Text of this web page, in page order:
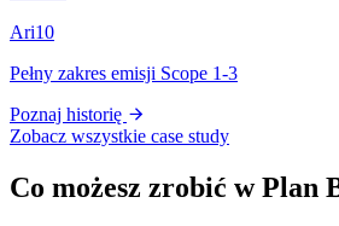
Ari10
Pełny zakres emisji Scope 1-3
Poznaj historię
Zobacz wszystkie case study
Co możesz zrobić wPlan